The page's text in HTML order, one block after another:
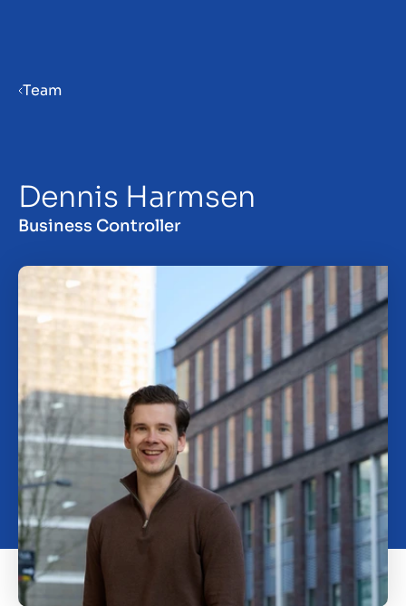
Unternehmen verkaufen
Insights
Über uns
Kontakt
DE
Team
Dennis Harmsen
Business Controller